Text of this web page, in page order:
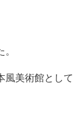
風美術館として